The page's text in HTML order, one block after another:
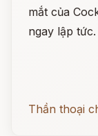
mắt của
ngay lập tức.
Thần thoại